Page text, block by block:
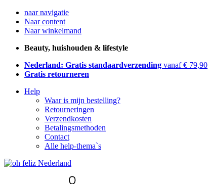
naar navigatie
Naar content
Naar winkelmand
Beauty, huishouden & lifestyle
Nederland: Gratis standaardverzending vanaf € 79,90
Gratis retourneren
Help
Waar is mijn bestelling?
Retourneringen
Verzendkosten
Betalingsmethoden
Contact
Alle help-thema`s